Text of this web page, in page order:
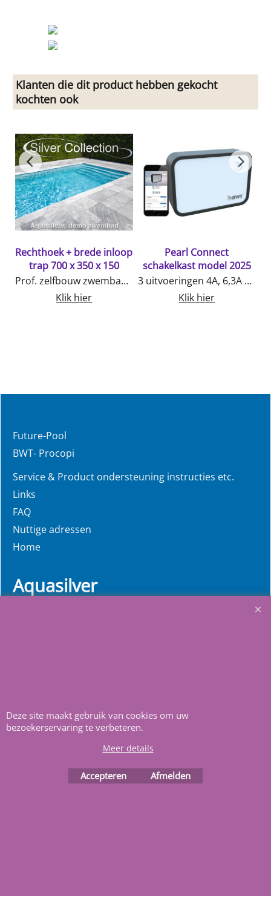
Klanten die dit product hebben gekocht
kochten ook
Rechthoek + brede inloop
trap 700 x 350 x 150
Prof. zelfbouw zwembad met prachtige trap over de volle breedte. Ideaal ook voor heerlijk te zitten in het zwembad. Zeer mooi zwembad met top materialen. Nieuw 3D Liner 0,95mm dikte tegen meerprijs
Klik hier
Pearl Connect
schakelkast model 2025
3 uitvoeringen 4A, 6,3A en 10 Ampere monophaseIngebouwde trafo 10 va. Temp. sensorAlles via de BWT-At Home App te regelen
Klik hier
Future-Pool
BWT- Procopi
Service & Product ondersteuning instructies etc.
Links
FAQ
Nuttige adressen
Home
Aquasilver
renovatie materialen.
Deze site maakt gebruik van cookies om uw
bezoekerservaring te verbeteren.
Meer details
Accepteren Afmelden